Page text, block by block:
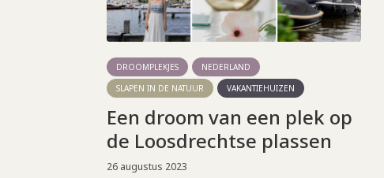
DROOMPLEKJES
NEDERLAND
SLAPEN IN DE NATUUR
VAKANTIEHUIZEN
Een droom van een plek op
de Loosdrechtse plassen
26 augustus 2023